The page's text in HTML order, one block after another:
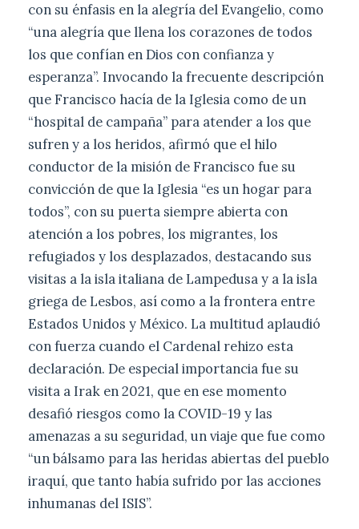
con su énfasis en la alegría del Evangelio, como
“una alegría que llena los corazones de todos
los que confían en Dios con confianza y
esperanza”. Invocando la frecuente descripción
que Francisco hacía de la Iglesia como de un
“hospital de campaña” para atender a los que
sufren y a los heridos, afirmó que el hilo
conductor de la misión de Francisco fue su
convicción de que la Iglesia “es un hogar para
todos”, con su puerta siempre abierta con
atención a los pobres, los migrantes, los
refugiados y los desplazados, destacando sus
visitas a la isla italiana de Lampedusa y a la isla
griega de Lesbos, así como a la frontera entre
Estados Unidos y México. La multitud aplaudió
con fuerza cuando el Cardenal rehizo esta
declaración. De especial importancia fue su
visita a Irak en 2021, que en ese momento
desafió riesgos como la COVID-19 y las
amenazas a su seguridad, un viaje que fue como
“un bálsamo para las heridas abiertas del pueblo
iraquí, que tanto había sufrido por las acciones
inhumanas del ISIS”.